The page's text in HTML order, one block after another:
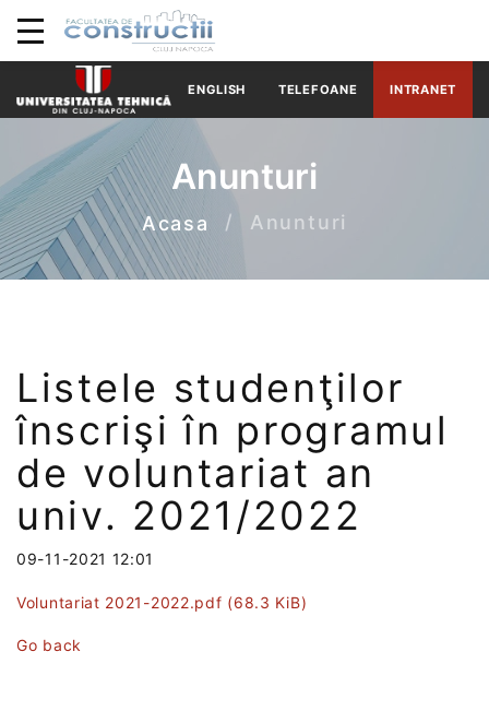
ENGLISH TELEFOANE INTRANET
Anunturi
Acasa Anunturi
Listele studenţilor
înscrişi în programul
de voluntariat an
univ. 2021/2022
09-11-2021 12:01
Voluntariat 2021-2022.pdf (68.3 KiB)
Go back